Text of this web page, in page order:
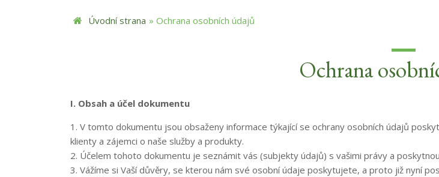
Jste zde
Úvodní strana » Ochrana osobních údajů
Ochrana
I. Obsah a účel dokumentu
1. V tomto dokumentu jsou obsaženy informace týkající se ochrany osobních údajů
klienty a zájemci o naše služby a produkty.
2. Účelem tohoto dokumentu je seznámit vás (subjekty údajů) s vašimi právy a
3. Vážíme si Vaší důvěry, se kterou nám své osobní údaje poskytujete, a proto již nyní